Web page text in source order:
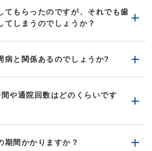
てもらったのですが、それでも歯
てしまうのでしょうか？
病と関係あるのでしょうか?
や通院回数はどのくらいです
期間かかりますか？